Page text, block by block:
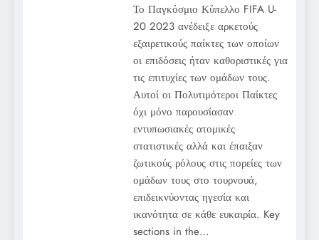
Το Παγκόσμιο Κύπελλο FIFA U-
20 2023 ανέδειξε αρκετούς
εξαιρετικούς παίκτες των οποίων
οι επιδόσεις ήταν καθοριστικές για
τις επιτυχίες των ομάδων τους.
Αυτοί οι Πολυτιμότεροι Παίκτες
όχι μόνο παρουσίασαν
εντυπωσιακές ατομικές
στατιστικές αλλά και έπαιξαν
ζωτικούς ρόλους στις πορείες των
ομάδων τους στο τουρνουά,
επιδεικνύοντας ηγεσία και
ικανότητα σε κάθε ευκαιρία. Key
sections in the…